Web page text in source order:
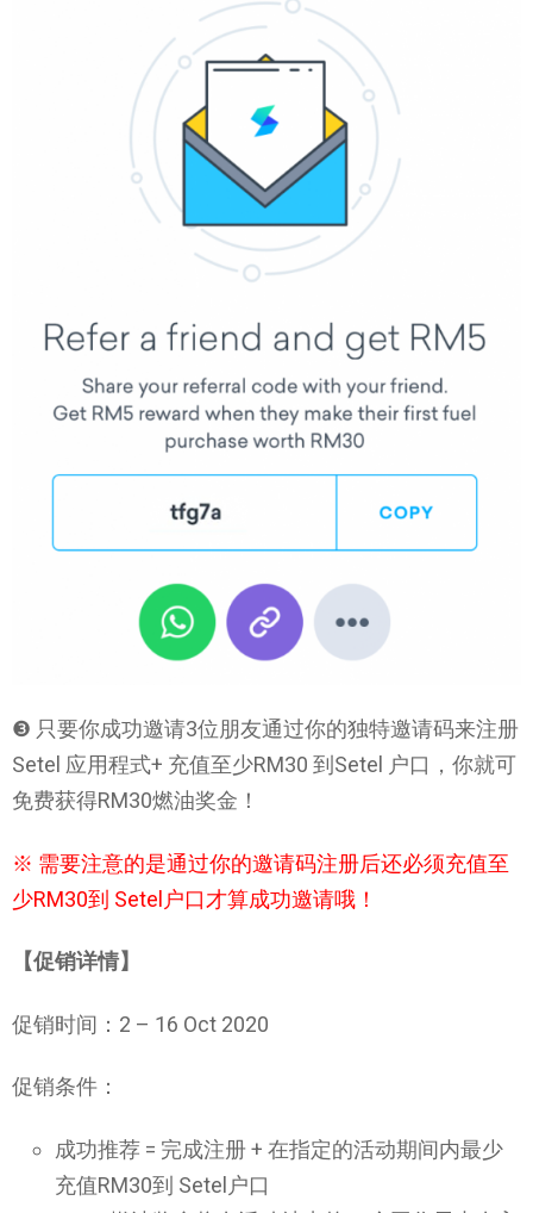
❸ 只要你成功邀请3位朋友通过你的独特邀请码来注册
Setel 应用程式+ 充值至少RM30 到Setel 户口，你就可
免费获得RM30燃油奖金！
※ 需要注意的是通过你的邀请码注册后还必须充值至
少RM30到 Setel户口才算成功邀请哦！
【促销详情】
促销时间：2 – 16 Oct 2020
促销条件：
成功推荐 = 完成注册 + 在指定的活动期间内最少
充值RM30到 Setel户口